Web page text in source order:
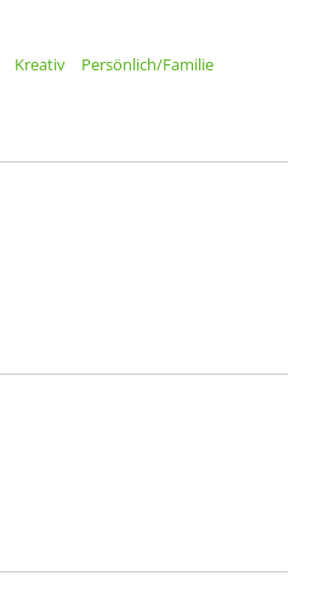
Kreativ
Persönlich/Familie